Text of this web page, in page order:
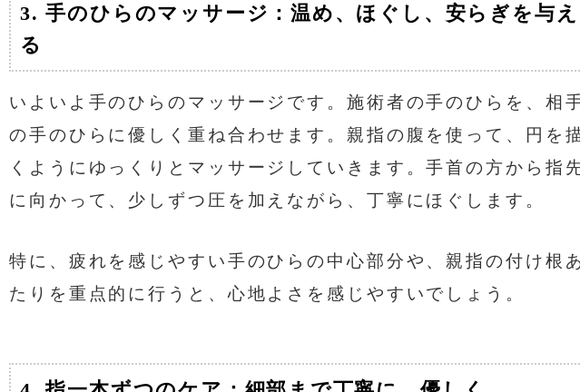
3. 手のひらのマッサージ：温め、ほぐし、安らぎを与え
る
いよいよ手のひらのマッサージです。施術者の手のひらを、相
の手のひらに優しく重ね合わせます。親指の腹を使って、円を
くようにゆっくりとマッサージしていきます。手首の方から指
に向かって、少しずつ圧を加えながら、丁寧にほぐします。
特に、疲れを感じやすい手のひらの中心部分や、親指の付け根
たりを重点的に行うと、心地よさを感じやすいでしょう。